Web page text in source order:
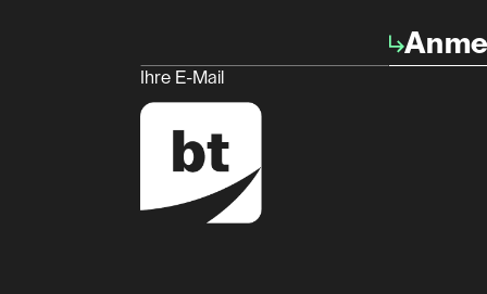
Ihre E-Mail